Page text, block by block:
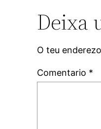
Deixa
O teu
Comentario *